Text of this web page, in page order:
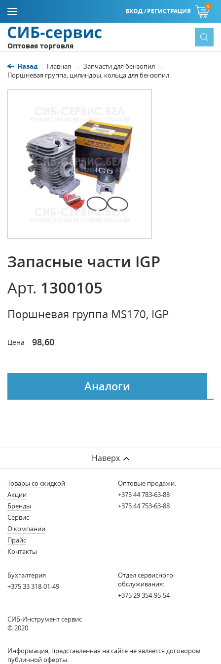
ВХОД /РЕГИСТРАЦИЯ
0
Оптовая торговля
Назад Главная
Запчасти для бензопил
Поршневая группа, цилиндры, кольца для бензопил
Запасные части IGP
Арт. 1300105
Поршневая группа MS170, IGP
Цена 98,60
Аналоги
Наверх
Товары со скидкой
Акции
Бренды
Сервис
О компании
Прайс
Контакты
Оптовые продажи:
+375 44 783-63-88
+375 44 753-63-88
Бухгалтерия
+375 33 318-01-49
Отдел сервисного
обслуживания:
+375 29 354-95-54
СИБ-Инструмент сервис
© 2020
Информация, представленная на сайте не является договором
публичной оферты.